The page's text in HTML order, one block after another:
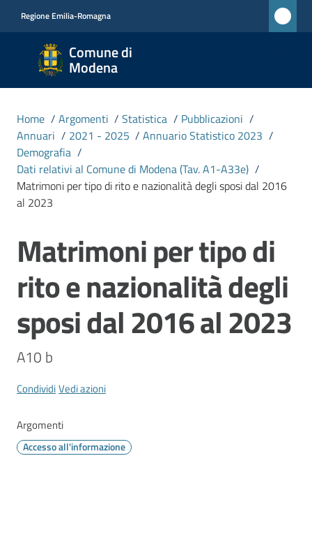
Regione Emilia-Romagna
Comune di
Modena
Comune
di
Modena
CIVICA
MONET
Amministrazione
Novità
Servizi
Vivere
Modena
Argomenti
Menu selezionato
Home / Argomenti / Statistica / Pubblicazioni /
Annuari / 2021 - 2025 / Annuario Statistico 2023 /
Demografia /
Dati relativi al Comune di Modena (Tav. A1-A33e) /
Matrimoni per tipo di rito e nazionalità degli sposi dal 2016
al 2023
Salta al contenuto
Matrimoni per tipo di
rito e nazionalità degli
sposi dal 2016 al 2023
A10 b
CondividiVedi azioni
Argomenti
Accesso all'informazione